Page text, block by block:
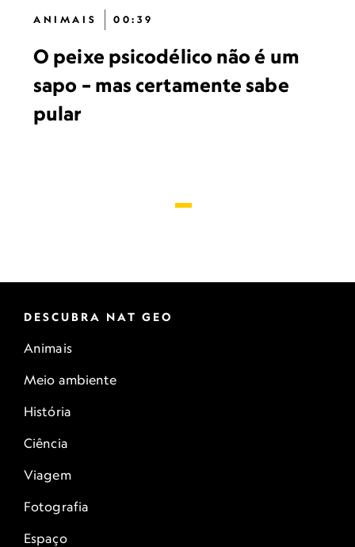
ANIMAIS 00:39
O peixe psicodélico não é um
sapo – mas certamente sabe
pular
DESCUBRA NAT GEO
Animais
Meio ambiente
História
Ciência
Viagem
Fotografia
Espaço